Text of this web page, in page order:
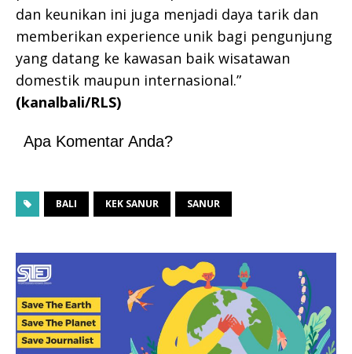
dan keunikan ini juga menjadi daya tarik dan
memberikan experience unik bagi pengunjung
yang datang ke kawasan baik wisatawan
domestik maupun internasional.”
(kanalbali/RLS)
Apa Komentar Anda?
BALI KEK SANUR SANUR